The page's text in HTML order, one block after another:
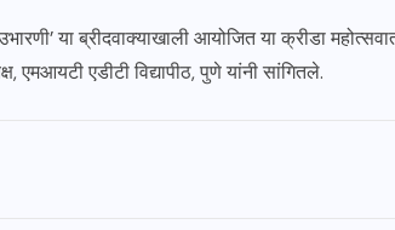
या ब्रीदवाक्याखाली आयोजित या क्रीडा
एमआयटी एडीटी विद्यापीठ, पुणे यांनी सांगितले.